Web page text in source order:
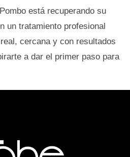
está recuperando su
un tratamiento profesional
cercana y con resultados
a dar el primer paso para